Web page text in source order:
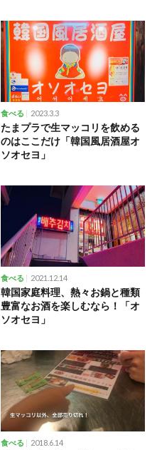
食べる 2023.3.3
たまプラで生マッコリを飲める
のはここだけ「韓国風居酒屋オ
ソオセヨ」
食べる 2021.12.14
韓国家庭料理、熱々お鍋と種類
豊富なお酒を楽しむなら！「オ
ソオセヨ」
食べる 2018.6.14